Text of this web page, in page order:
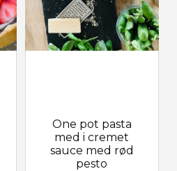
One pot pasta
med i cremet
sauce med rød
pesto